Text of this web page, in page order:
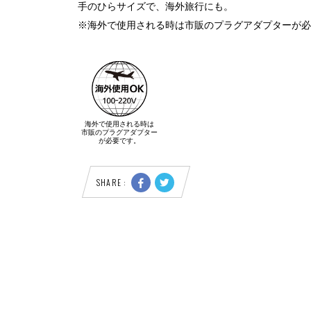
手のひらサイズで、海外旅行にも。
※海外で使用される時は市販のプラグアダプターが
海外で使用される時は
市販のプラグアダプター
が必要です。
SHARE :